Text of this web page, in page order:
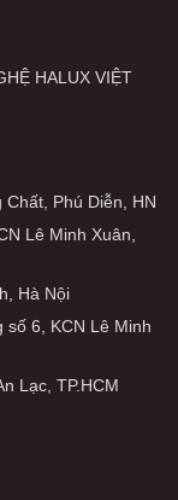
HALUX VIỆT
Phú Diễn, HN
Lê Minh Xuân,
Hà Nội
số 6, KCN Lê Minh
Lạc, TP.HCM